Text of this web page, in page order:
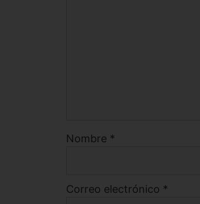
Nombre *
Correo electrónico *